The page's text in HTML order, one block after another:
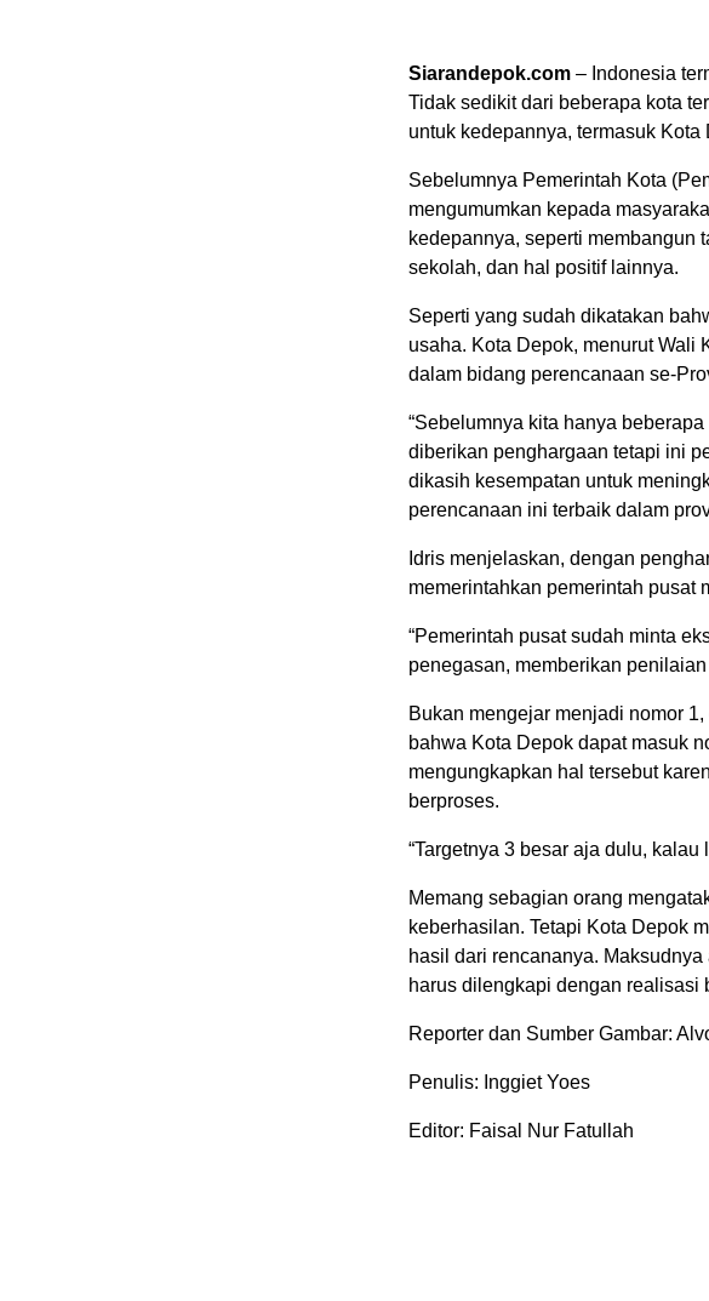
Siarandepok.com – Indonesia
Tidak sedikit dari beberapa kota
untuk kedepannya, termasuk Kota
Sebelumnya Pemerintah Kota
mengumumkan kepada
kedepannya, seperti membangun
sekolah, dan hal positif lainnya.
Seperti yang sudah dikatakan
usaha. Kota Depok, menurut Wali
dalam bidang perencanaan se-
“Sebelumnya kita hanya
diberikan penghargaan tetapi ini
dikasih kesempatan untuk
perencanaan ini terbaik dalam
Idris menjelaskan, dengan
memerintahkan pemerintah pusat
“Pemerintah pusat sudah minta
penegasan, memberikan
Bukan mengejar menjadi nomor
bahwa Kota Depok dapat masuk
mengungkapkan hal tersebut
berproses.
“Targetnya 3 besar aja dulu,
Memang sebagian orang
keberhasilan. Tetapi Kota Depok
hasil dari rencananya.
harus dilengkapi dengan realisasi
Reporter dan Sumber Gambar:
Penulis: Inggiet Yoes
Editor: Faisal Nur Fatullah